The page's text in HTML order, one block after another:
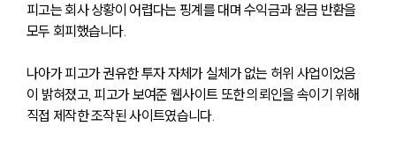
피고는 회사 상황이 어렵다는 핑계를 대며 수익금과 원금 반환을
모두 회피했습니다.
나아가 피고가 권유한 투자 자체가 실체가 없는 허위 사업이었음
이 밝혀졌고, 피고가 보여준 웹사이트 또한 의뢰인을 속이기 위해
직접 제작한 조작된 사이트였습니다.